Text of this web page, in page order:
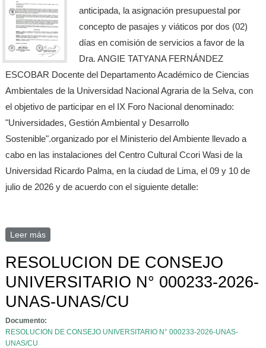
anticipada, la asignación presupuestal por
concepto de pasajes y viáticos por dos (02)
días en comisión de servicios a favor de la
Dra. ANGIE TATYANA FERNÁNDEZ
ESCOBAR Docente del Departamento Académico de Ciencias
Ambientales de la Universidad Nacional Agraria de la Selva, con
el objetivo de participar en el IX Foro Nacional denominado:
"Universidades, Gestión Ambiental y Desarrollo
Sostenible".organizado por el Ministerio del Ambiente llevado a
cabo en las instalaciones del Centro Cultural Ccori Wasi de la
Universidad Ricardo Palma, en la ciudad de Lima, el 09 y 10 de
julio de 2026 y de acuerdo con el siguiente detalle:
Leer más
RESOLUCION DE CONSEJO
UNIVERSITARIO N° 000233-2026-
UNAS-UNAS/CU
Documento:
RESOLUCION DE CONSEJO UNIVERSITARIO N° 000233-2026-UNAS-
UNAS/CU